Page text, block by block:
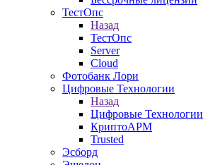
ТестОпс
Назад
ТестОпс
Server
Cloud
Фотобанк Лори
Цифровые Технологии
Назад
Цифровые Технологии
КриптоАРМ
Trusted
Эсборд